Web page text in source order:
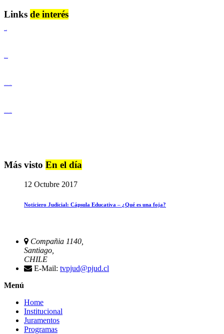
Links de interés
Más visto En el día
12 Octubre 2017
Noticiero Judicial: Cápsula Educativa – ¿Qué es una foja?
Compañia 1140,
Santiago,
CHILE
E-Mail: tvpjud@pjud.cl
Menú
Home
Institucional
Juramentos
Programas